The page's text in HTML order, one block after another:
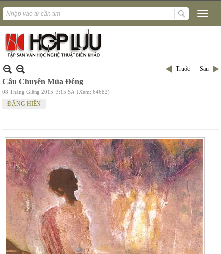
Trước Sau
Câu Chuyện Mùa Đông
08 Tháng Giêng 2015 3:15 SA (Xem: 64682)
ĐẶNG HIỀN